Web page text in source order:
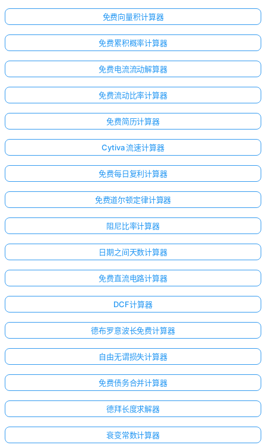
免费向量积计算器
免费累积概率计算器
免费电流流动解算器
免费流动比率计算器
免费简历计算器
Cytiva 流速计算器
免费每日复利计算器
免费道尔顿定律计算器
阻尼比率计算器
日期之间天数计算器
免费直流电路计算器
DCF计算器
德布罗意波长免费计算器
自由无谓损失计算器
免费债务合并计算器
德拜长度求解器
衰变常数计算器